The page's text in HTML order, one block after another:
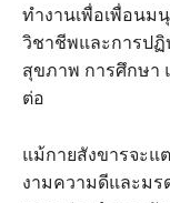
ทำงานเพื่อเพื่อนม
วิชาชีพและการปฏิ
สุขภาพ การศึกษา
ต่อ
แม้กายสังขารจะ
งามความดีและม